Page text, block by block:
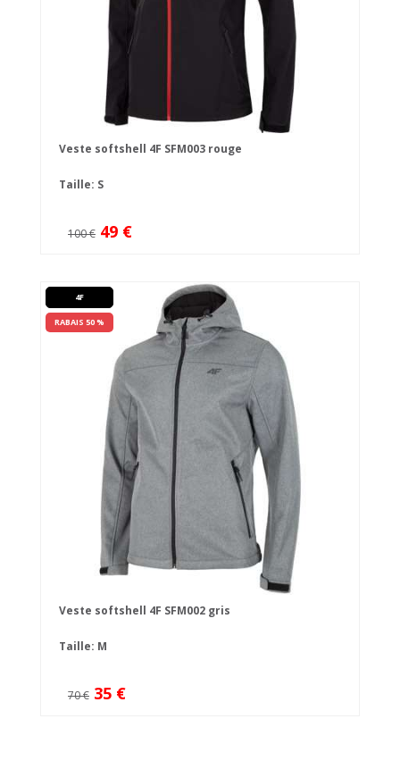
Veste softshell 4F SFM003 rouge
Taille: S
100 € 49 €
4F
RABAIS 50 %
Veste softshell 4F SFM002 gris
Taille: M
70 € 35 €